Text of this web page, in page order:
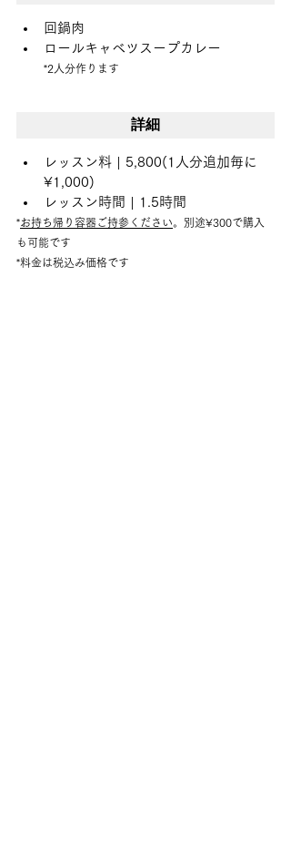
回鍋肉
ロールキャベツスープカレー
*2人分作ります
詳細
レッスン料 | 5,800(1人分追加毎に
¥1,000)
レッスン時間 | 1.5時間
*お持ち帰り容器ご持参ください。別途¥300で購入
も可能です
*料金は税込み価格です